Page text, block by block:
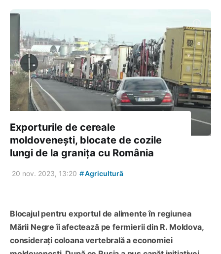
Exporturile de cereale
moldovenești, blocate de cozile
lungi de la granița cu România
20 nov. 2023, 13:20 #Agricultură
Blocajul pentru exportul de alimente în regiunea
Mării Negre îi afectează pe fermierii din R. Moldova,
considerați coloana vertebrală a economiei